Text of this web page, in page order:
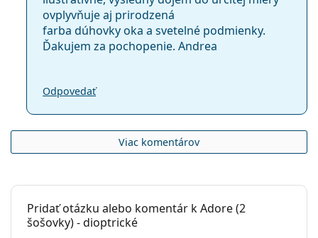
ovplyvňuje aj prirodzená
farba dúhovky oka a svetelné podmienky.
Ďakujem za pochopenie. Andrea
Odpovedať
Viac komentárov
Pridať otázku alebo komentár k Adore (2
šošovky) - dioptrické